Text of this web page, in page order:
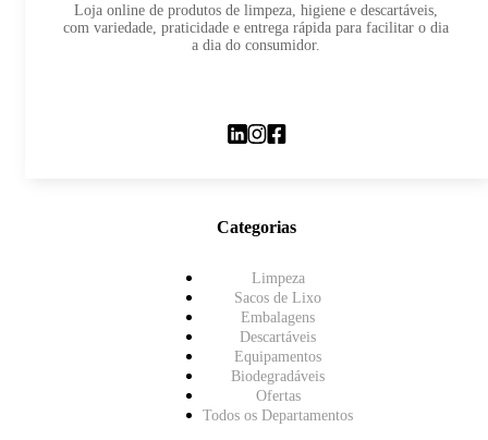
Loja online de produtos de limpeza, higiene e descartáveis,
com variedade, praticidade e entrega rápida para facilitar o dia
a dia do consumidor.
Categorias
Limpeza
Sacos de Lixo
Embalagens
Descartáveis
Equipamentos
Biodegradáveis
Ofertas
Todos os Departamentos